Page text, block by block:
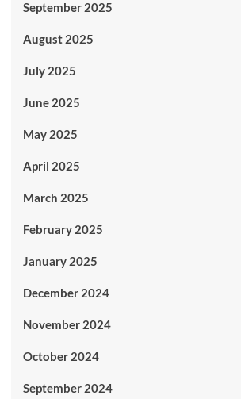
September 2025
August 2025
July 2025
June 2025
May 2025
April 2025
March 2025
February 2025
January 2025
December 2024
November 2024
October 2024
September 2024